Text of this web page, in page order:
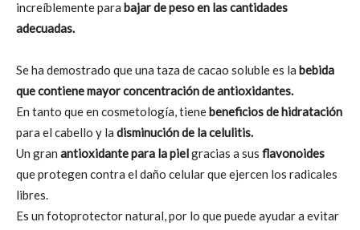
increíblemente para bajar de peso en las cantidades
adecuadas.
Se ha demostrado que una taza de cacao soluble es la bebida
que contiene mayor concentración de antioxidantes.
En tanto que en cosmetología, tienebeneficios de hidratación
para el cabello y la disminución de la celulitis.
Un gran antioxidante para la pielgracias a sus flavonoides
que protegen contra el daño celular que ejercen los radicales
libres.
Es un fotoprotector natural, por lo que puede ayudar a evitar